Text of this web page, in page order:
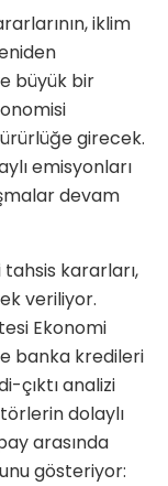
iklim
büyük bir
girecek.
emisyonları
devam
kararları,
veriliyor.
Ekonomi
banka kredileri
çıktı analizi
dolaylı
arasında
gösteriyor: